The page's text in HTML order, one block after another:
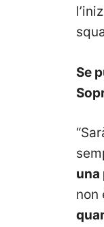
Se
una
non